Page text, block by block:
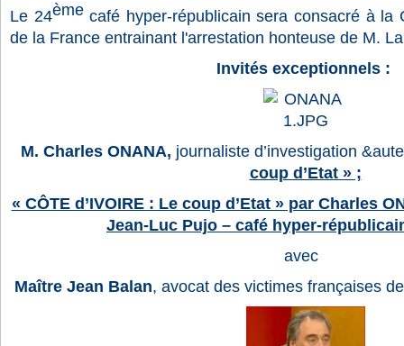
Le 24èmecafé hyper-républicain sera consacré à la
de la France entrainant l'arrestation honteuse de M.
Invités exceptionnels :
M. Charles ONANA, journaliste d’investigation
coup d’Etat » ;
« CÔTE d’IVOIRE : Le coup d’Etat » par Charles
Jean-Luc Pujo – café hyper-
avec
Maître Jean Balan, avocat des victimes françaises